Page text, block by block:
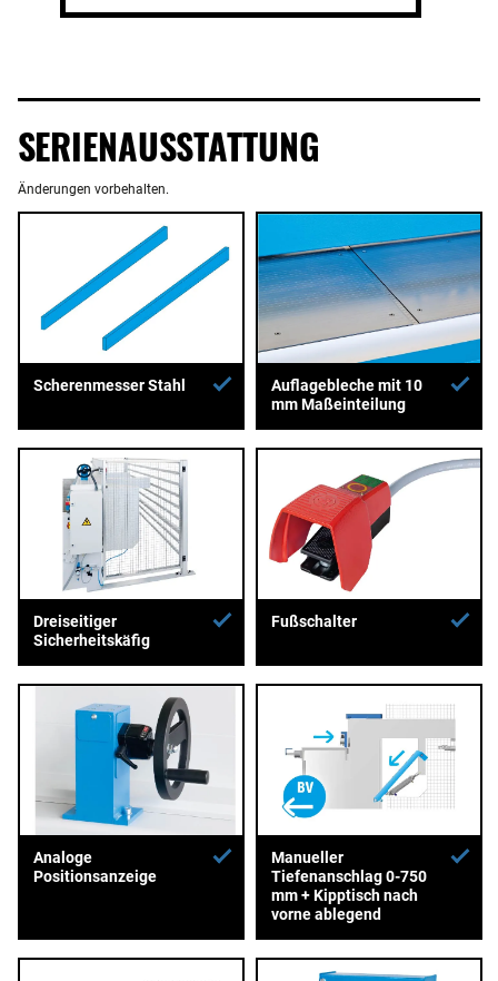
SERIENAUSSTATTUNG
Änderungen vorbehalten.
Scherenmesser Stahl
Auflagebleche mit 10
mm Maßeinteilung
Dreiseitiger
Sicherheitskäfig
Fußschalter
Analoge
Positionsanzeige
Manueller
Tiefenanschlag 0-750
mm + Kipptisch nach
vorne ablegend